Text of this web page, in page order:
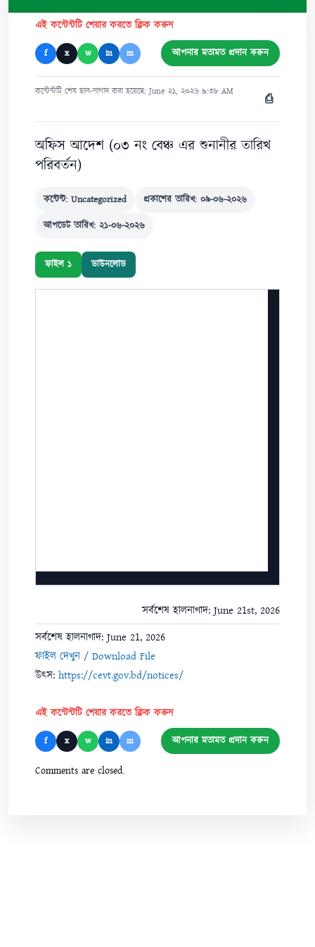
এই কন্টেন্টটি শেয়ার করতে ক্লিক করুন
f x w in m আপনার মতামত প্রদান করুন
কন্টেন্টটি শেষ হাল-নাগাদ করা হয়েছে: June ২১, ২০২৬ ৯:৩৮ AM ⎙
অফিস আদেশ (০৩ নং বেঞ্চ এর শুনানীর তারিখ
পরিবর্তন)
কন্টেন্ট: Uncategorized প্রকাশের তারিখ: ০৯-০৬-২০২৬
আপডেট তারিখ: ২১-০৬-২০২৬
ফাইল ১ ডাউনলোড
সর্বশেষ হালনাগাদ: June 21st, 2026
সর্বশেষ হালনাগাদ: June 21, 2026
ফাইল দেখুন / Download File
উৎস: https://cevt.gov.bd/notices/
এই কন্টেন্টটি শেয়ার করতে ক্লিক করুন
f x w in m আপনার মতামত প্রদান করুন
Comments are closed.